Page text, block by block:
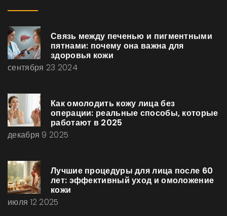
Связь между печенью и пигментными
пятнами: почему она важна для
здоровья кожи
сентября 23 2024
Как омолодить кожу лица без
операции: реальные способы, которые
работают в 2025
декабря 9 2025
Лучшие процедуры для лица после 60
лет: эффективный уход и омоложение
кожи
июля 12 2025